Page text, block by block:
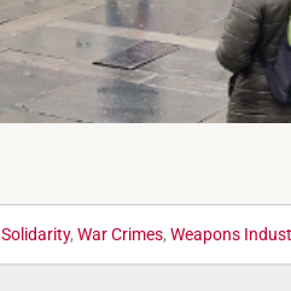
Solidarity, War Crimes, Weapons